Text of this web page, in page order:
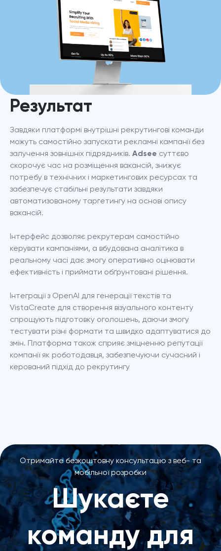
Результат
Завдяки платформі внутрішні рекрутингові команди
можуть самостійно запускати рекламні кампанії без
залучення зовнішніх підрядників. Adsee суттєво
скорочує час на розміщення вакансій, знижує
потребу в технічних і маркетингових ресурсах та
забезпечує стабільні результати завдяки
автоматизованому таргетингу на основі опису
вакансій.
Інтерфейс дозволяє рекрутерам самостійно
керувати кампаніями, а вбудована аналітика в
реальному часі дає змогу оперативно оцінювати
ефективність і приймати обґрунтовані рішення.
Інтеграції з OpenAI для генерації текстів та
VistaCreate для створення візуального контенту
спрощують підготовку оголошень, даючи змогу
тестувати різні формати та швидко адаптуватися до
змін. Платформа також сприяє зміцненню репутації
компанії як роботодавця, забезпечуючи сучасний і
керований підхід до рекрутингу
Отримайте безкоштовну консультацію з веб- та
мобільної розробки
Шукаєте
команду для